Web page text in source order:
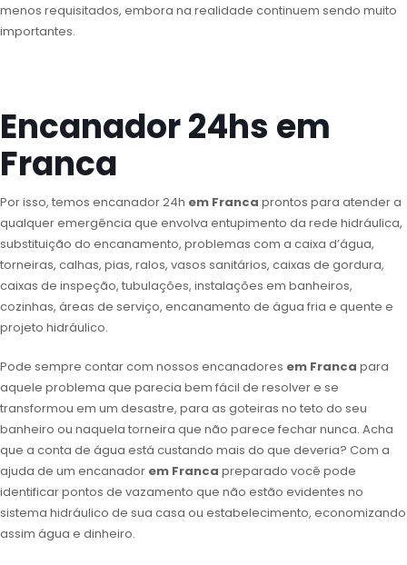
menos requisitados, embora na realidade continuem sendo muito
importantes.
Encanador 24hs em
Franca
Por isso, temos encanador 24h em Franca prontos para atender a
qualquer emergência que envolva entupimento da rede hidráulica,
substituição do encanamento, problemas com a caixa d’água,
torneiras, calhas, pias, ralos, vasos sanitários, caixas de gordura,
caixas de inspeção, tubulações, instalações em banheiros,
cozinhas, áreas de serviço, encanamento de água fria e quente e
projeto hidráulico.
Pode sempre contar com nossos encanadores em Franca para
aquele problema que parecia bem fácil de resolver e se
transformou em um desastre, para as goteiras no teto do seu
banheiro ou naquela torneira que não parece fechar nunca. Acha
que a conta de água está custando mais do que deveria? Com a
ajuda de um encanador em Franca preparado você pode
identificar pontos de vazamento que não estão evidentes no
sistema hidráulico de sua casa ou estabelecimento, economizando
assim água e dinheiro.